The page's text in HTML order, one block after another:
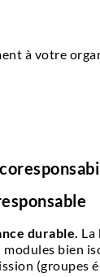
à votre
durable. La
bien
(groupes